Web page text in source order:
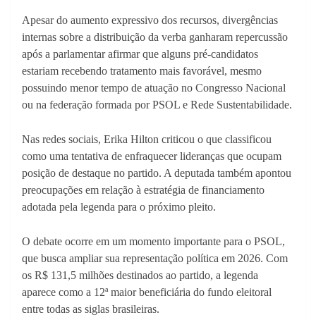
Apesar do aumento expressivo dos recursos, divergências
internas sobre a distribuição da verba ganharam repercussão
após a parlamentar afirmar que alguns pré-candidatos
estariam recebendo tratamento mais favorável, mesmo
possuindo menor tempo de atuação no Congresso Nacional
ou na federação formada por PSOL e Rede Sustentabilidade.
Nas redes sociais, Erika Hilton criticou o que classificou
como uma tentativa de enfraquecer lideranças que ocupam
posição de destaque no partido. A deputada também apontou
preocupações em relação à estratégia de financiamento
adotada pela legenda para o próximo pleito.
O debate ocorre em um momento importante para o PSOL,
que busca ampliar sua representação política em 2026. Com
os R$ 131,5 milhões destinados ao partido, a legenda
aparece como a 12ª maior beneficiária do fundo eleitoral
entre todas as siglas brasileiras.